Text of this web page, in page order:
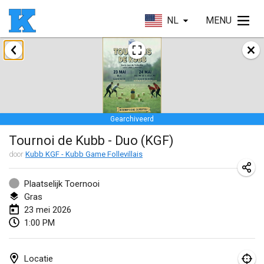
NL MENU
Gearchiveerd
Tournoi de Kubb - Duo (KGF)
door Kubb KGF - Kubb Game Follevillais
Plaatselijk Toernooi
Gras
23 mei 2026
1:00 PM
Locatie
januari 2026
Skuffle for the Shovel
Verenigde Staten
Skuffle for the Shovel
17 jan. 2026| Verenigde Staten
Winterkubb
25 jan. 2026|België
maart 2026
Winter Kubb Mött